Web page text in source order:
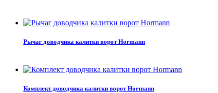
Рычаг доводчика калитки ворот Hormann
Комплект доводчика калитки ворот Hormann